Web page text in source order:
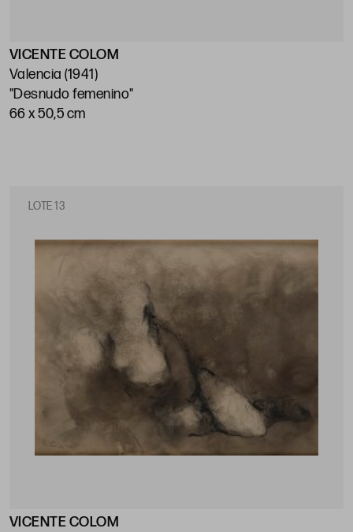
VICENTE COLOM
Valencia (1941)
"Desnudo femenino"
66 x 50,5 cm
LOTE 13
VICENTE COLOM